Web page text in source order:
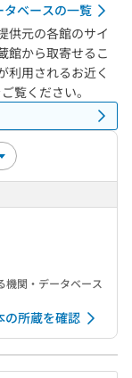
ベースの一覧
供元の各館のサイ
館から取寄せるこ
利用されるお近く
覧ください。
関・データベース
の所蔵を確認